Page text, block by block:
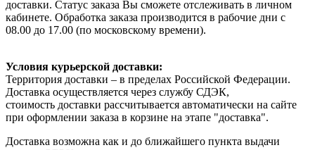
доставки. Статус заказа Вы сможете отслеживать в личном
кабинете. Обработка заказа производится в рабочие дни с
08.00 до 17.00 (по московскому времени).
Условия курьерской доставки:
Территория доставки – в пределах Российской Федерации.
Доставка осуществляется через службу СДЭК,
стоимость доставки рассчитывается автоматически на сайте
при оформлении заказа в корзине на этапе "доставка".
Доставка возможна как и до ближайшего пункта выдачи